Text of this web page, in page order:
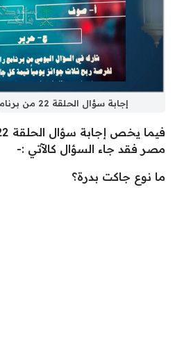
إجابة سؤال الحلقة 22 من برنامج رامز إيلون مصر
مصر فقد جاء السؤال كالآتي :-
ما نوع جاكت بدرة؟